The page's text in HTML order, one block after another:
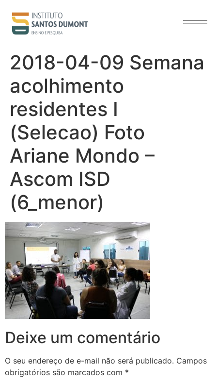
conteúdo
2018-04-09 Semana
acolhimento
residentes I
(Selecao) Foto
Ariane Mondo –
Ascom ISD
(6_menor)
Deixe um comentário
O seu endereço de e-mail não será publicado. Campos
obrigatórios são marcados com *